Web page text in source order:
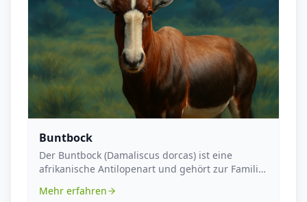
Buntbock
Der Buntbock (Damaliscus dorcas) ist eine
afrikanische Antilopenart und gehört zur Familie
Mehr erfahren